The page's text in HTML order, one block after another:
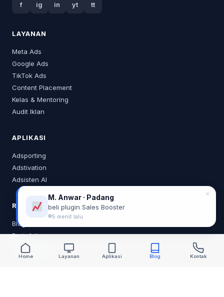
f ig in yt tt
LAYANAN
Meta Ads
Google Ads
TikTok Ads
Content Placement
Kelas & Mentoring
Audit Iklan
APLIKASI
Adsporting
Adstivation
Adsisten AI
RESOURCES
Blog
Portofolio
Tentang Saya
Home Layanan Aplikasi Blog Kontak
M. Anwar · Padang
beli plugin Sales Booster
5 menit lalu
✕